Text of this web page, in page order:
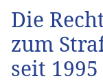
Die
zum
seit